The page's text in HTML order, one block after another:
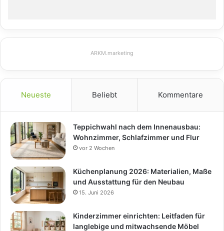
ARKM.marketing
Neueste Beliebt Kommentare
Teppichwahl nach dem Innenausbau:
Wohnzimmer, Schlafzimmer und Flur
vor 2 Wochen
Küchenplanung 2026: Materialien, Maße
und Ausstattung für den Neubau
15. Juni 2026
Kinderzimmer einrichten: Leitfaden für
langlebige und mitwachsende Möbel